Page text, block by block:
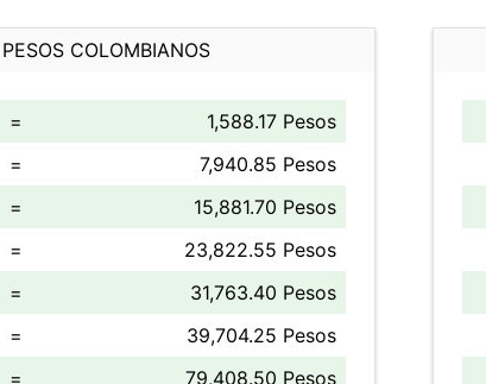
COLOMBIANOS
=
1,588.17 Pesos
=
7,940.85 Pesos
=
15,881.70 Pesos
=
23,822.55 Pesos
=
31,763.40 Pesos
=
39,704.25 Pesos
=
79,408.50 Pesos